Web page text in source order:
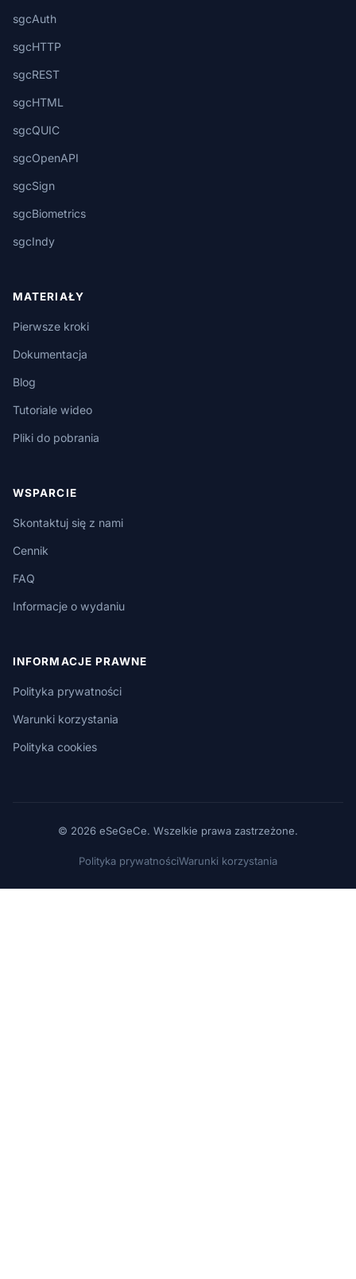
sgcAuth
sgcHTTP
sgcREST
sgcHTML
sgcQUIC
sgcOpenAPI
sgcSign
sgcBiometrics
sgcIndy
MATERIAŁY
Pierwsze kroki
Dokumentacja
Blog
Tutoriale wideo
Pliki do pobrania
WSPARCIE
Skontaktuj się z nami
Cennik
FAQ
Informacje o wydaniu
INFORMACJE PRAWNE
Polityka prywatności
Warunki korzystania
Polityka cookies
© 2026 eSeGeCe. Wszelkie prawa zastrzeżone.
Polityka prywatnościWarunki korzystania